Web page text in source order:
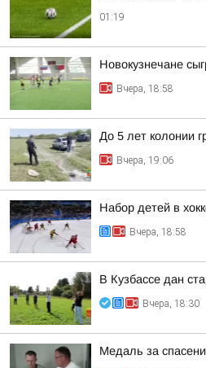
01:19
Новокузнечане
Вчера, 18:58
До 5 лет колонии
Вчера, 19:06
Набор детей в
Вчера, 18:58
В Кузбассе дан
Вчера, 18:30
Медаль за